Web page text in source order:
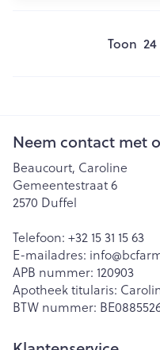
Toon
Neem contact met
Beaucourt, Caroline
Gemeentestraat 6
2570 Duffel
Telefoon: +32 15 31 15 63
E-mailadres: info@
APB nummer: 120903
Apotheek titularis:
BTW nummer: